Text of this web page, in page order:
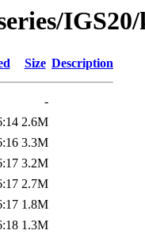
Size Description
-
2.6M
3.3M
3.2M
2.7M
1.8M
1.3M